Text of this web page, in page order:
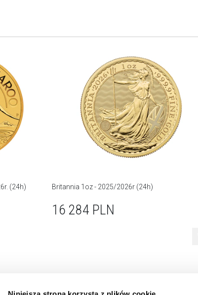
(24h) Britannia 1oz - 2025/2026r (24h)
16 284 PLN